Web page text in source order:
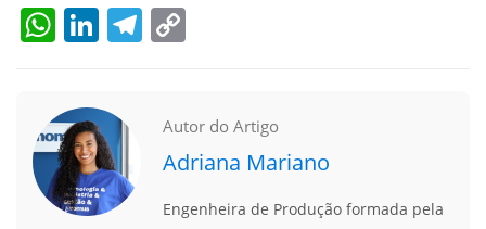
WhatsApp
LinkedIn
Telegram
Autor do Artigo
Adriana Mariano
Engenheira de Produção formada pela